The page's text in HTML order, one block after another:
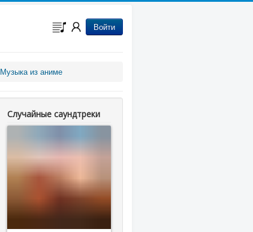
Войти
Музыка из аниме
Случайные саундтреки